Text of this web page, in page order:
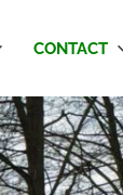
CONTACT